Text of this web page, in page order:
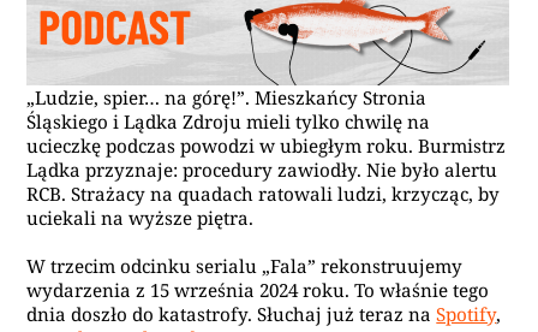
„Ludzie, spier… na górę!”. Mieszkańcy Stronia
Śląskiego i Lądka Zdroju mieli tylko chwilę na
ucieczkę podczas powodzi w ubiegłym roku. Burmistrz
Lądka przyznaje: procedury zawiodły. Nie było alertu
RCB. Strażacy na quadach ratowali ludzi, krzycząc, by
uciekali na wyższe piętra.
W trzecim odcinku serialu „Fala” rekonstruujemy
wydarzenia z 15 września 2024 roku. To właśnie tego
dnia doszło do katastrofy. Słuchaj już teraz naSpotify,